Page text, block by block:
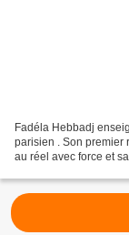
Fadéla Hebbadj
parisien . Son premier
au réel avec force et